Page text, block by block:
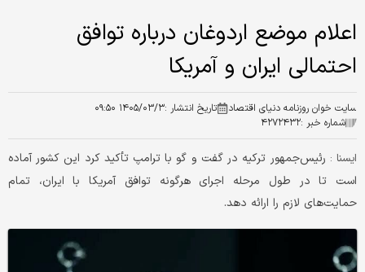
اعلام موضع اردوغان درباره توافق
احتمالی ایران و آمریکا
سایت خوان روزنامه دنیای اقتصاد تاریخ انتشار :۱۴۰۵/۰۳/۳ ۰۹:۵۰
شماره خبر :۴۲۷۲۴۳۲
ايسنا : رئیس‌جمهور ترکیه در گفت و گو با ترامپ تأکید کرد این کشور آماده
است تا در طول مرحله اجرای هرگونه توافق آمریکا با ایران، تمام
حمایت‌های لازم را ارائه دهد.